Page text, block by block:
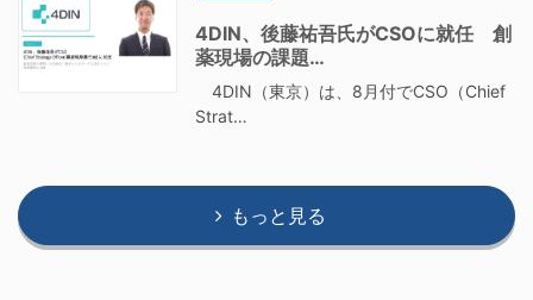
4DIN、後藤祐吾氏がCSOに就任 創
薬現場の課題…
4DIN（東京）は、8月付でCSO（Chief
Strat…
もっと見る